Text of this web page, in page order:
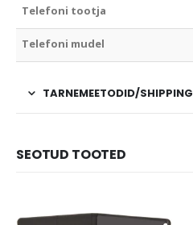
Telefoni tootja
Telefoni mudel
TARNEMEETODID/SHIPPING
SEOTUD TOOTED